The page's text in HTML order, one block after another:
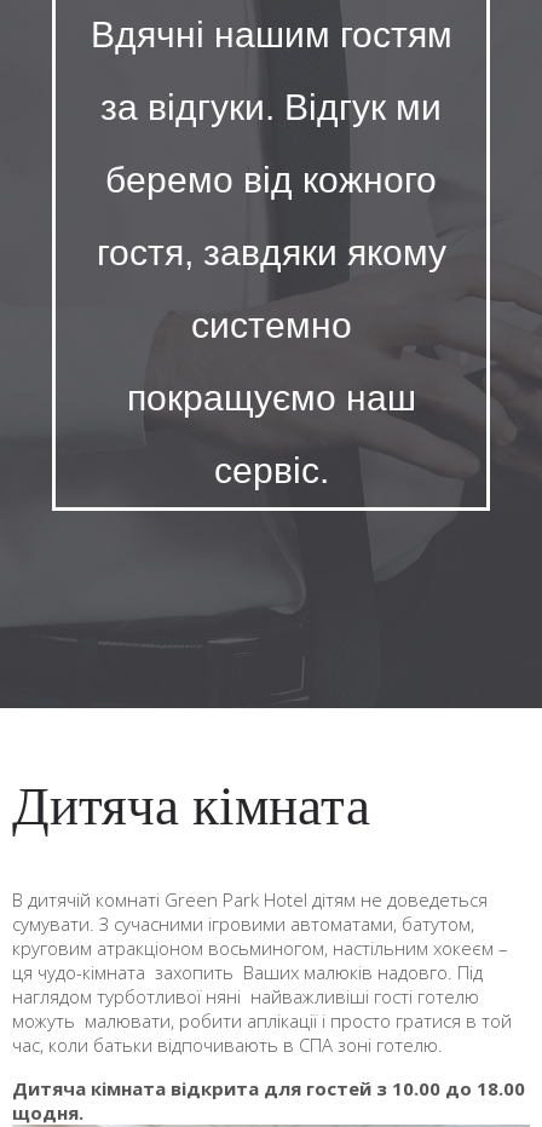
Вдячні нашим гостям
за відгуки. Відгук ми
беремо від кожного
гостя, завдяки якому
системно
покращуємо наш
сервіс.
Дитяча кімната
В дитячій комнаті Green Park Hotel дітям не доведеться
сумувати. З сучасними ігровими автоматами, батутом,
круговим атракціоном восьминогом, настільним хокеєм –
ця чудо-кімната захопить Ваших малюків надовго. Під
наглядом турботливої няні найважливіші гості готелю
можуть малювати, робити аплікації і просто гратися в той
час, коли батьки відпочивають в СПА зоні готелю.
Дитяча кімната відкрита для гостей з 10.00 до 18.00
щодня.